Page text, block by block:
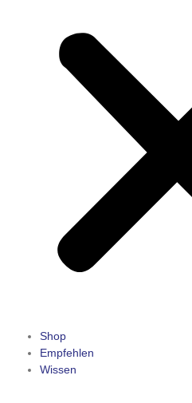
Shop
Empfehlen
Wissen